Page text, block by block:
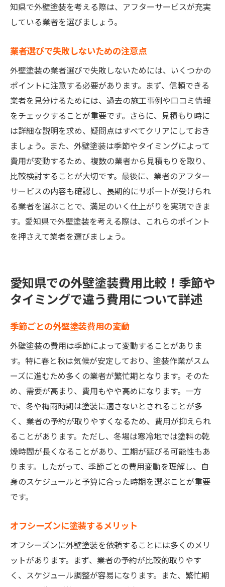
知県で外壁塗装を考える際は、アフターサービスが充実
している業者を選びましょう。
業者選びで失敗しないための注意点
外壁塗装の業者選びで失敗しないためには、いくつかの
ポイントに注意する必要があります。まず、信頼できる
業者を見分けるためには、過去の施工事例や口コミ情報
をチェックすることが重要です。さらに、見積もり時に
は詳細な説明を求め、疑問点はすべてクリアにしておき
ましょう。また、外壁塗装は季節やタイミングによって
費用が変動するため、複数の業者から見積もりを取り、
比較検討することが大切です。最後に、業者のアフター
サービスの内容も確認し、長期的にサポートが受けられ
る業者を選ぶことで、満足のいく仕上がりを実現できま
す。愛知県で外壁塗装を考える際は、これらのポイント
を押さえて業者を選びましょう。
愛知県での外壁塗装費用比較！季節や
タイミングで違う費用について詳述
季節ごとの外壁塗装費用の変動
外壁塗装の費用は季節によって変動することがありま
す。特に春と秋は気候が安定しており、塗装作業がスム
ーズに進むため多くの業者が繁忙期となります。そのた
め、需要が高まり、費用もやや高めになります。一方
で、冬や梅雨時期は塗装に適さないとされることが多
く、業者の予約が取りやすくなるため、費用が抑えられ
ることがあります。ただし、冬場は寒冷地では塗料の乾
燥時間が長くなることがあり、工期が延びる可能性もあ
ります。したがって、季節ごとの費用変動を理解し、自
身のスケジュールと予算に合った時期を選ぶことが重要
です。
オフシーズンに塗装するメリット
オフシーズンに外壁塗装を依頼することには多くのメリ
ットがあります。まず、業者の予約が比較的取りやす
く、スケジュール調整が容易になります。また、繁忙期